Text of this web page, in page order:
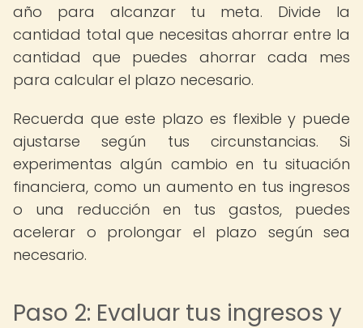
año para alcanzar tu meta. Divide la
cantidad total que necesitas ahorrar entre la
cantidad que puedes ahorrar cada mes
para calcular el plazo necesario.
Recuerda que este plazo es flexible y puede
ajustarse según tus circunstancias. Si
experimentas algún cambio en tu situación
financiera, como un aumento en tus ingresos
o una reducción en tus gastos, puedes
acelerar o prolongar el plazo según sea
necesario.
Paso 2: Evaluar tus ingresos y